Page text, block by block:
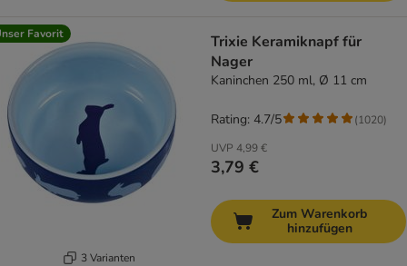
Favorit
3 Varianten
Trixie Keramiknapf für
Nager
Kaninchen 250 ml, Ø 11 cm
UVP 4,99 €
3,79 €
Rating: 4.7/5 (1020)
Zum Warenkorb
hinzufügen